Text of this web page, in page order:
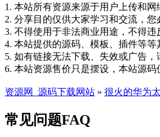
1. 本站所有资源来源于用户上传和
2. 分享目的仅供大家学习和交流，
3. 不得使用于非法商业用途，不得
4. 本站提供的源码、模板、插件等
5. 如有链接无法下载、失效或广告，
6. 本站资源售价只是摆设，本站源码
资源网_源码下载网站 » 很火的华为
常见问题FAQ